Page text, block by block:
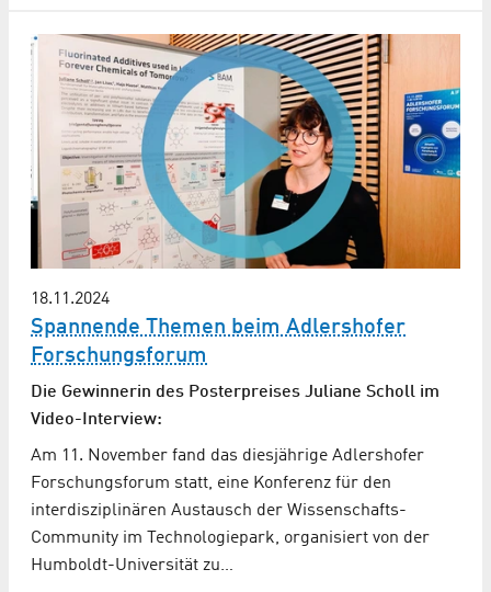
18.11.2024
Spannende Themen beim Adlershofer
Forschungsforum
Die Gewinnerin des Posterpreises Juliane Scholl im
Video-Interview:
Am 11. November fand das diesjährige Adlershofer
Forschungsforum statt, eine Konferenz für den
interdisziplinären Austausch der Wissenschafts-
Community im Technologiepark, organisiert von der
Humboldt-Universität zu…